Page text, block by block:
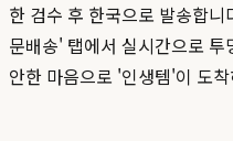
한 검수 후 한국으로 발송합
문배송' 탭에서 실시간으로
안한 마음으로 '인생템'이 도